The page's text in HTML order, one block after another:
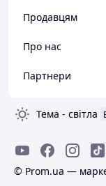
Продавцям
Про нас
Партнери
Тема - світла
© Prom.ua —